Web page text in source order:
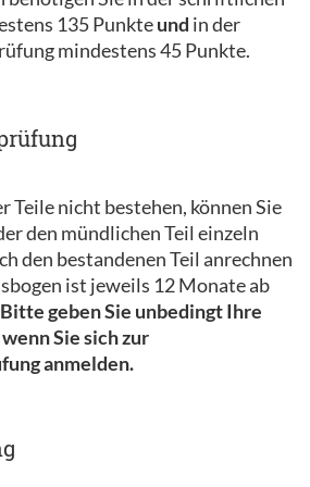
135 Punkteund in der
mindestens 45 Punkte.
Teile nicht bestehen, können Sie
den mündlichen Teil einzeln
den bestandenen Teil anrechnen
ist jeweils 12 Monate ab
Bitte geben Sie unbedingt Ihre
Sie sich zur
anmelden.